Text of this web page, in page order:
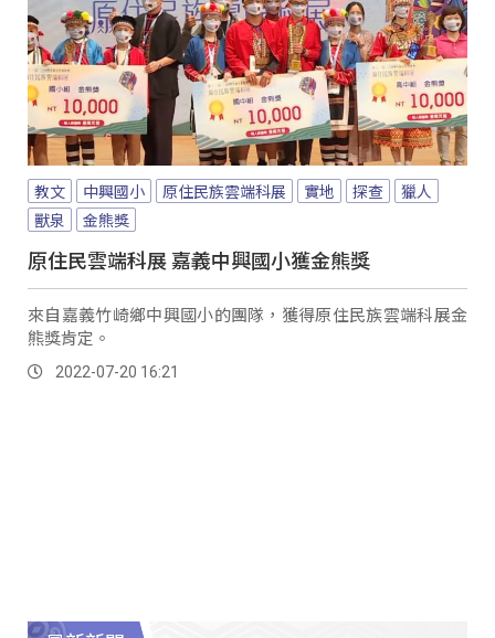
教文 中興國小 原住民族雲端科展 實地 探查
獵人
獸泉
金熊獎
原住民雲端科展 嘉義中興國小獲金熊獎
來自嘉義竹崎鄉中興國小的團隊，獲得原住民族雲端科展金
熊獎肯定。
2022-07-20 16:21